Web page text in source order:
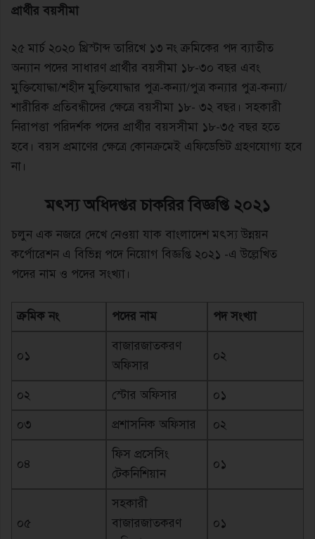
প্রার্থীর বয়সীমা
২৫ মার্চ ২০২০ খ্রিস্টাব্দ তারিখে ১৩ নং ক্রমিকের পদ ব্যাতীত
অন্যান পদের সাধারণ প্রার্থীর বয়সীমা ১৮-৩০ বছর এবং
মুক্তিযোদ্ধা/শহীদ মুক্তিযোদ্ধার পুত্র-কন্যা/পুত্র কন্যার পুত্র-কন্যা/
শারীরিক প্রতিবন্ধীদের ক্ষেত্রে বয়সীমা ১৮- ৩২ বছর। সহকারী
নিরাপত্তা পরিদর্শক পদের প্রার্থীর বয়সসীমা ১৮-৩৫ বছর হতে
হবে। বয়স প্রমাণের ক্ষেত্রে কোনক্রমেই এফিডেভিট গ্রহণযোগ্য হবে
না।
মৎস্য অধিদপ্তর চাকরির বিজ্ঞপ্তি ২০২১
চলুন এক নজরে দেখে নেওয়া যাক বাংলাদেশ মৎস্য উন্নয়ন
কর্পোরেশন এ বিভিন্ন পদে নিয়োগ বিজ্ঞপ্তি ২০২১ -এ উল্লেখিত
পদের নাম ও পদের সংখ্যা।
ক্রমিক নং পদের নাম পদ সংখ্যা
০১
বাজারজাতকরণ
অফিসার
০২
০২ স্টোর অফিসার
০১
০৩
প্রশাসনিক অফিসার ০২
০৪
ফিস প্রসেসিং
টেকনিশিয়ান
০১
০৫
সহকারী
বাজারজাতকরণ
০১